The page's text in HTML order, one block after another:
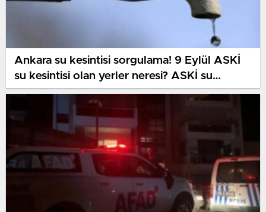
Ankara su kesintisi sorgulama! 9 Eylül ASKİ
su kesintisi olan yerler neresi? ASKİ su
kesintisi nereden öğrenilir?